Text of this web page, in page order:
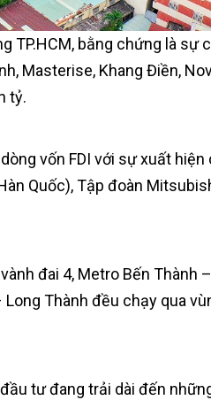
TP.HCM, bằng chứng là sự
Masterise, Khang Điền,
tỷ.
vốn FDI với sự xuất hiện
Quốc), Tập đoàn
đai 4, Metro Bến Thành
Thành đều chạy qua
tư đang trải dài đến